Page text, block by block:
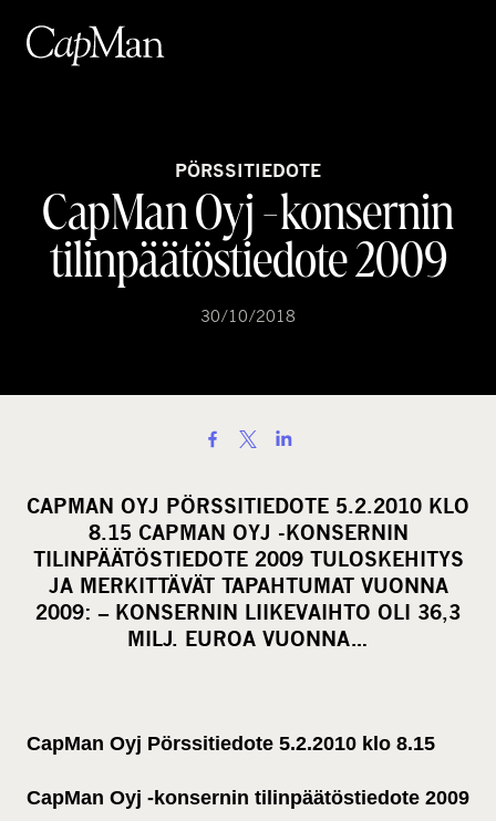
sisältöön
PÖRSSITIEDOTE
CapMan Oyj -konsernin
tilinpäätöstiedote 2009
30/10/2018
a
r
e
o
n
s
i
l
CAPMAN OYJ PÖRSSITIEDOTE 5.2.2010 KLO
8.15 CAPMAN OYJ -KONSERNIN
TILINPÄÄTÖSTIEDOTE 2009 TULOSKEHITYS
JA MERKITTÄVÄT TAPAHTUMAT VUONNA
2009: – KONSERNIN LIIKEVAIHTO OLI 36,3
MILJ. EUROA VUONNA…
CapMan Oyj Pörssitiedote 5.2.2010 klo 8.15
CapMan Oyj -konsernin tilinpäätöstiedote 2009